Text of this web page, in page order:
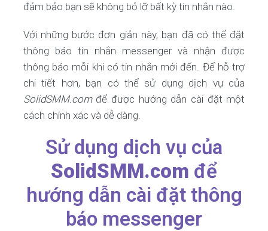
đảm bảo bạn sẽ không bỏ lỡ bất kỳ tin nhắn nào.
Với những bước đơn giản này, bạn đã có thể đặt
thông báo tin nhắn messenger và nhận được
thông báo mỗi khi có tin nhắn mới đến. Để hỗ trợ
chi tiết hơn, bạn có thể sử dụng dịch vụ của
SolidSMM.comđể được hướng dẫn cài đặt một
cách chính xác và dễ dàng.
Sử dụng dịch vụ của
SolidSMM.com để
hướng dẫn cài đặt thông
báo messenger